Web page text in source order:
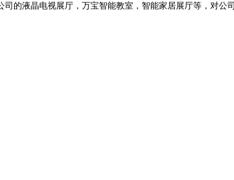
的液晶电视展厅，万宝智能教室，智能家居展厅等，对公